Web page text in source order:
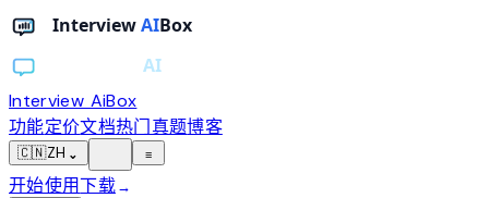
Interview AiBox
功能定价文档热门真题博客
🇨🇳ZH ⌄ ≡
开始使用下载→